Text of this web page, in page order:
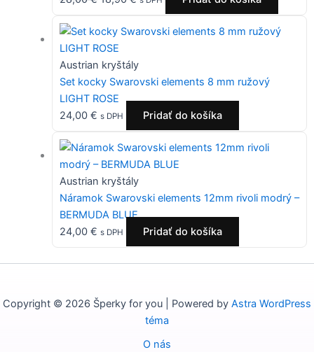
Austrian kryštály
Set kocky Swarovski elements 8 mm ružový
LIGHT ROSE
24,00 € s DPH Pridať do košíka
Austrian kryštály
Náramok Swarovski elements 12mm rivoli modrý –
BERMUDA BLUE
24,00 € s DPH Pridať do košíka
Copyright © 2026 Šperky for you | Powered by Astra WordPress
téma
O nás